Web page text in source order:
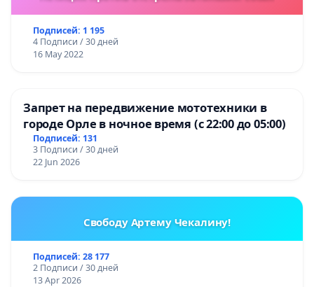
Подписей: 1 195
4 Подписи / 30 дней
16 May 2022
Запрет на передвижение мототехники в
городе Орле в ночное время (с 22:00 до 05:00)
Подписей: 131
3 Подписи / 30 дней
22 Jun 2026
Свободу Артему Чекалину!
Подписей: 28 177
2 Подписи / 30 дней
13 Apr 2026